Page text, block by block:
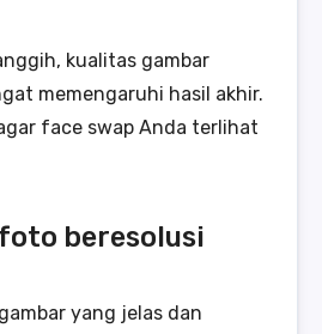
kualitas gambar
memengaruhi hasil akhir.
face swap Anda terlihat
beresolusi
yang jelas dan